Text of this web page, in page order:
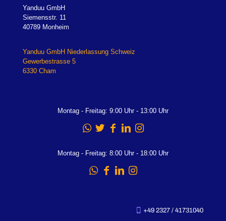
Yanduu GmbH
Siemensstr. 11
40789 Monheim
Yanduu GmbH Niederlassung Schweiz
Gewerbestrasse 5
6330 Cham
Montag - Freitag: 9:00 Uhr - 13:00 Uhr
Montag - Freitag: 8:00 Uhr - 18:00 Uhr
+49 2327 / 41731040